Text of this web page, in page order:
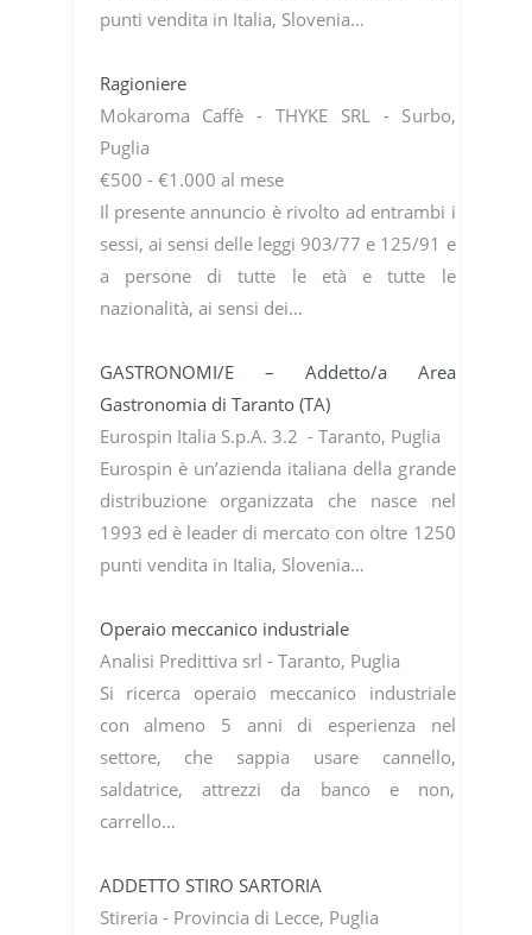
punti vendita in Italia, Slovenia…
Ragioniere
Mokaroma Caffè - THYKE SRL - Surbo,
Puglia
€500 - €1.000 al mese
Il presente annuncio è rivolto ad entrambi i
sessi, ai sensi delle leggi 903/77 e 125/91 e
a persone di tutte le età e tutte le
nazionalità, ai sensi dei…
GASTRONOMI/E – Addetto/a Area
Gastronomia di Taranto (TA)
Eurospin Italia S.p.A. 3.2 - Taranto, Puglia
Eurospin è un’azienda italiana della grande
distribuzione organizzata che nasce nel
1993 ed è leader di mercato con oltre 1250
punti vendita in Italia, Slovenia…
Operaio meccanico industriale
Analisi Predittiva srl - Taranto, Puglia
Si ricerca operaio meccanico industriale
con almeno 5 anni di esperienza nel
settore, che sappia usare cannello,
saldatrice, attrezzi da banco e non,
carrello…
ADDETTO STIRO SARTORIA
Stireria - Provincia di Lecce, Puglia